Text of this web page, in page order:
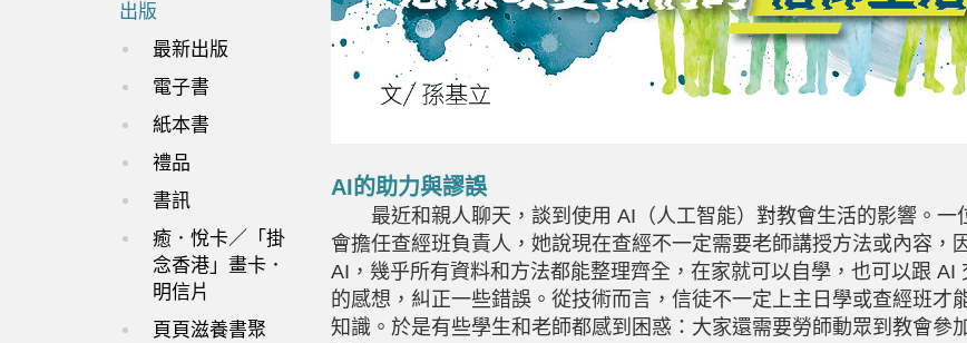
出版
最新出版
電子書
紙本書
禮品
書訊
癒．悅卡／「掛
念香港」畫卡．
明信片
頁頁滋養書聚
AI的助力與謬誤
最近和親人聊天，談到使用 AI （人工智能）對教會生活的影響。一
會擔任查經班負責人，她說現在查經不一定需要老師講授方法或內容，
AI ，幾乎所有資料和方法都能整理齊全，在家就可以自學，也可以跟 AI
的感想，糾正一些錯誤。從技術而言，信徒不一定上主日學或查經班才
知識。於是有些學生和老師都感到困惑：大家還需要勞師動眾到教會參